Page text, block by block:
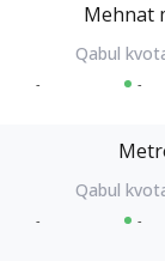
Mehnat
- -
- -